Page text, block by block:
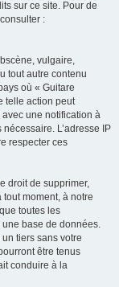
sur ce site. Pour de
:
vulgaire,
tout autre contenu
où « Guitare
telle action peut
une notification à
L’adresse IP
respecter ces
droit de supprimer,
moment, à notre
toutes les
base de données.
tiers sans votre
être tenus
conduire à la